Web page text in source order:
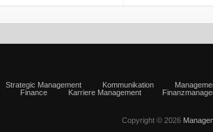
Strategic Management Kommunikation
Finance Karriere Management
Copyright © 2026